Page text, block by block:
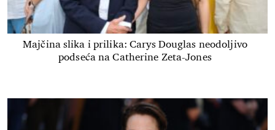
Majčina slika i prilika: Carys Douglas neodoljivo
podseća na Catherine Zeta-Jones